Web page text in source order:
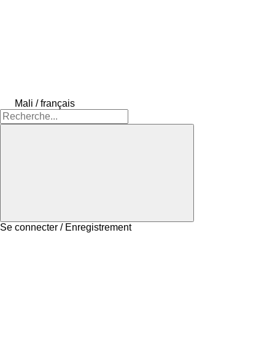
Mali / français
Se connecter / Enregistrement